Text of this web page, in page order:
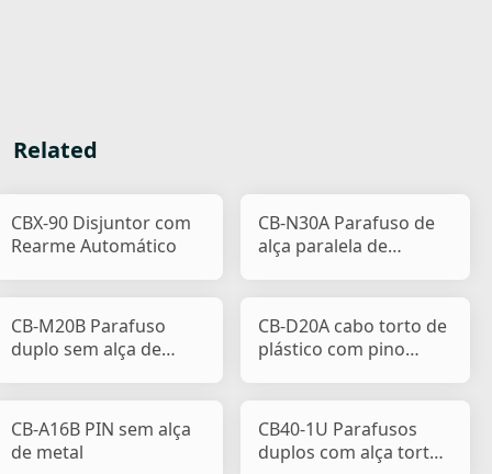
Related
CBX-90 Disjuntor com
Rearme Automático
CB-N30A Parafuso de
alça paralela de
CB-M20B Parafuso
duplo sem alça de
CB-D20A cabo torto de
plástico com pino
CB-A16B PIN sem alça
de metal
CB40-1U Parafusos
duplos com alça torta